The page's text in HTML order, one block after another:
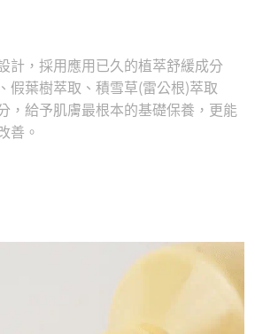
計，採用應用已久的植萃舒緩成分
假葉樹萃取、積雪草(雷公根)萃取
，給予肌膚最根本的基礎保養，更能
善。